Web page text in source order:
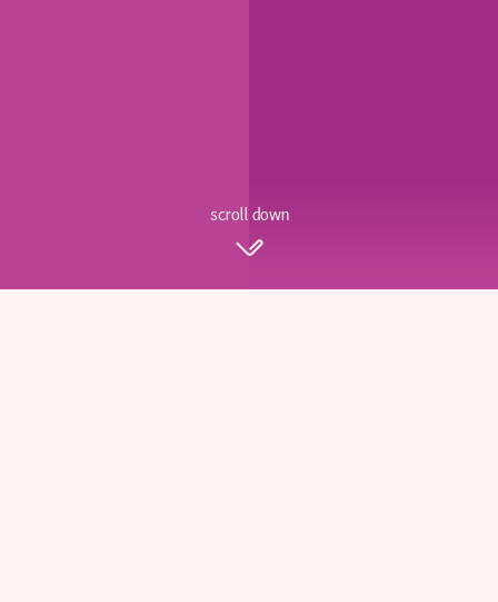
scroll down